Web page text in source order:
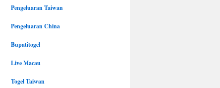
Pengeluaran Taiwan
Pengeluaran China
Bupatitogel
Live Macau
Togel Taiwan